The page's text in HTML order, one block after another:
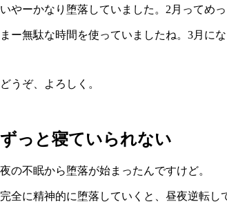
いやーかなり堕落していました。2月ってめ
まー無駄な時間を使っていましたね。3月に
どうぞ、よろしく。
ずっと寝ていられない
夜の不眠から堕落が始まったんですけど。
完全に精神的に堕落していくと、昼夜逆転し